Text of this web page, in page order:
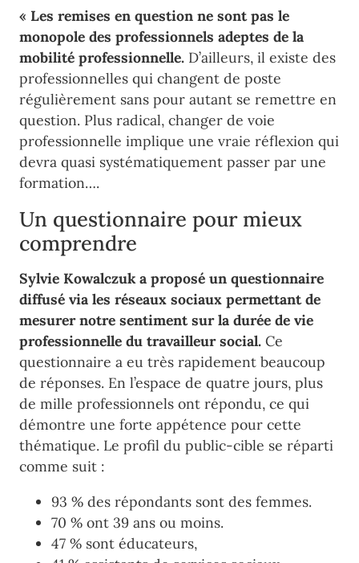
« Les remises en question ne sont pas le
monopole des professionnels adeptes de la
mobilité professionnelle. D’ailleurs, il existe des
professionnelles qui changent de poste
régulièrement sans pour autant se remettre en
question. Plus radical, changer de voie
professionnelle implique une vraie réflexion qui
devra quasi systématiquement passer par une
formation….
Un questionnaire pour mieux
comprendre
Sylvie Kowalczuk a proposé un questionnaire
diffusé via les réseaux sociaux permettant de
mesurer notre sentiment sur la durée de vie
professionnelle du travailleur social. Ce
questionnaire a eu très rapidement beaucoup
de réponses. En l’espace de quatre jours, plus
de mille professionnels ont répondu, ce qui
démontre une forte appétence pour cette
thématique. Le profil du public-cible se réparti
comme suit :
93 % des répondants sont des femmes.
70 % ont 39 ans ou moins.
47 % sont éducateurs,